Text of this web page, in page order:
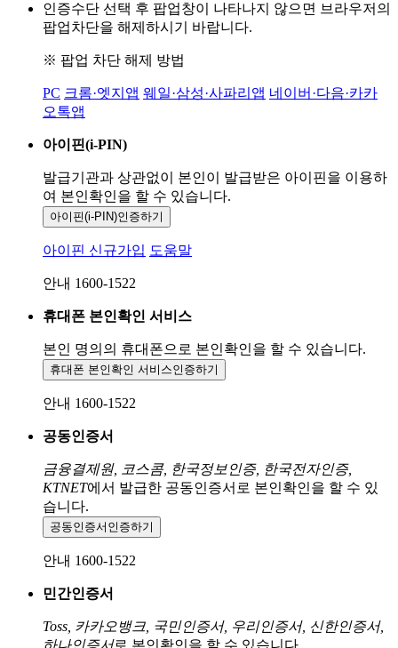
인증수단 선택 후 팝업창이 나타나지 않으면 브라우저의
팝업차단을 해제하시기 바랍니다.
※ 팝업 차단 해제 방법
PC 크롬·엣지앱 웨일·삼성·사파리앱 네이버·다음·카카
오톡앱
아이핀(i-PIN)
발급기관과 상관없이 본인이 발급받은 아이핀을 이용하
여 본인확인을 할 수 있습니다.
아이핀(i-PIN)인증하기
아이핀 신규가입 도움말
안내 1600-1522
휴대폰 본인확인 서비스
본인 명의의 휴대폰으로 본인확인을 할 수 있습니다.
휴대폰 본인확인 서비스인증하기
안내 1600-1522
공동인증서
금융결제원, 코스콤, 한국정보인증, 한국전자인증,
KTNET에서 발급한 공동인증서로 본인확인을 할 수 있
습니다.
공동인증서 인증하기
안내 1600-1522
민간인증서
Toss, 카카오뱅크, 국민인증서, 우리인증서, 신한인증서,